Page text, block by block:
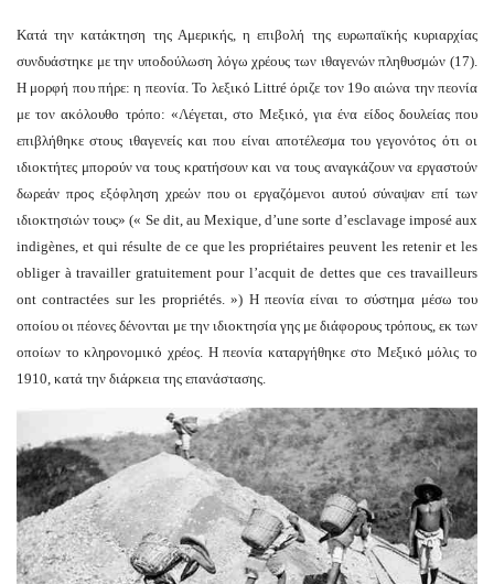
Κατά την κατάκτηση της Αμερικής, η επιβολή της ευρωπαϊκής κυριαρχίας
συνδυάστηκε με την υποδούλωση λόγω χρέους των ιθαγενών πληθυσμών (17).
Η μορφή που πήρε: η πεονία. Το λεξικό Littré όριζε τον 19ο αιώνα την πεονία
με τον ακόλουθο τρόπο: «Λέγεται, στο Μεξικό, για ένα είδος δουλείας που
επιβλήθηκε στους ιθαγενείς και που είναι αποτέλεσμα του γεγονότος ότι οι
ιδιοκτήτες μπορούν να τους κρατήσουν και να τους αναγκάζουν να εργαστούν
δωρεάν προς εξόφληση χρεών που οι εργαζόμενοι αυτού σύναψαν επί των
ιδιοκτησιών τους» (« Se dit, au Mexique, d’une sorte d’esclavage imposé aux
indigènes, et qui résulte de ce que les propriétaires peuvent les retenir et les
obliger à travailler gratuitement pour l’acquit de dettes que ces travailleurs
ont contractées sur les propriétés. ») Η πεονία είναι το σύστημα μέσω του
οποίου οι πέονες δένονται με την ιδιοκτησία γης με διάφορους τρόπους, εκ των
οποίων το κληρονομικό χρέος. Η πεονία καταργήθηκε στο Μεξικό μόλις το
1910, κατά την διάρκεια της επανάστασης.